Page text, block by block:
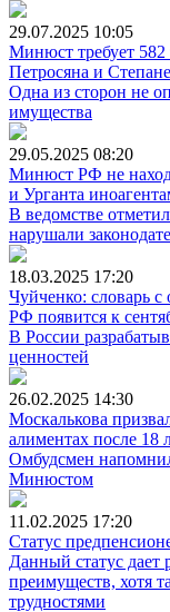
29.07.2025 10:05
Минюст требует 582
Петросяна и
Одна из сторон не
имущества
29.05.2025 08:20
Минюст РФ не
и Урганта
В ведомстве
нарушали
18.03.2025 17:20
Чуйченко: словарь
РФ появится к
В России
ценностей
26.02.2025 14:30
Москалькова
алиментах после 18
Омбудсмен
Минюстом
11.02.2025 17:20
Статус
Данный статус дает
преимуществ, хотя
трудностями